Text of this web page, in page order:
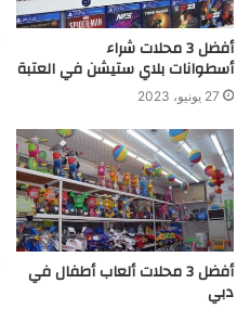
أفضل 3 محلات شراء
أسطوانات بلاي ستيشن في العتبة
27 يونيو، 2023
أفضل 3 محلات ألعاب أطفال في
دبي